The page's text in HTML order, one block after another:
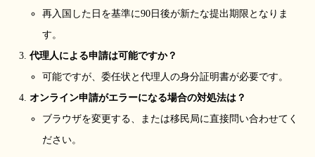
再入国した日を基準に90日後が新たな提出期限となりま
す。
代理人による申請は可能ですか？
可能ですが、委任状と代理人の身分証明書が必要です。
オンライン申請がエラーになる場合の対処法は？
ブラウザを変更する、または移民局に直接問い合わせてく
ださい。